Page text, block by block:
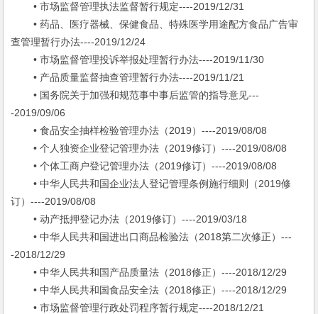
• 市场监督管理执法监督暂行规定----2019/12/31
• 药品、医疗器械、保健食品、特殊医学用途配方食品广告审
查管理暂行办法----2019/12/24
• 市场监督管理投诉举报处理暂行办法----2019/11/30
• 产品质量监督抽查管理暂行办法----2019/11/21
• 国务院关于加强和规范事中事后监管的指导意见---
-2019/09/06
• 食品安全抽样检验管理办法（2019）----2019/08/08
• 个人独资企业登记管理办法（2019修订）----2019/08/08
• 个体工商户登记管理办法（2019修订）----2019/08/08
• 中华人民共和国企业法人登记管理条例施行细则（2019修
订）----2019/08/08
• 动产抵押登记办法（2019修订）----2019/03/18
• 中华人民共和国进出口商品检验法（2018第二次修正）---
-2018/12/29
• 中华人民共和国产品质量法（2018修正）----2018/12/29
• 中华人民共和国食品安全法（2018修正）----2018/12/29
• 市场监督管理行政处罚程序暂行规定----2018/12/21